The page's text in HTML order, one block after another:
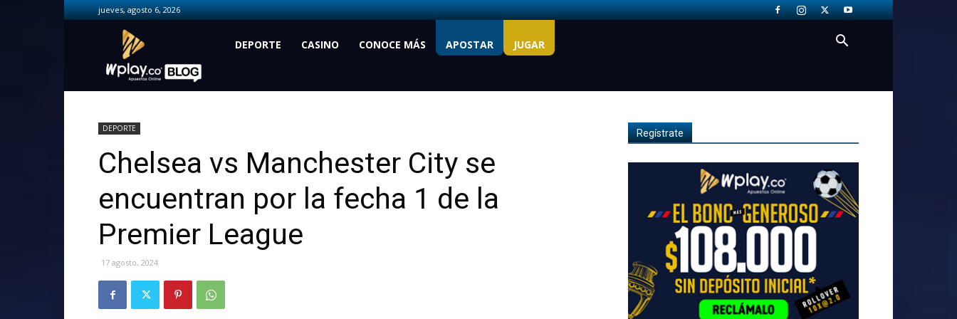
jueves, agosto 6, 2026
Wplay.co
DEPORTE CASINO CONOCE MÁS APOSTAR JUGAR
DEPORTE
Chelsea vs Manchester City se
encuentran por la fecha 1 de la
Premier League
17 agosto, 2024
Regístrate